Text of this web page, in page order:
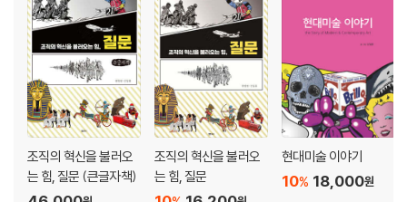
조직의 혁신을 불러오
는 힘, 질문 (큰글자책)
조직의 혁신을 불러오
는 힘, 질문
현대미술 이야기
18,000원
10%